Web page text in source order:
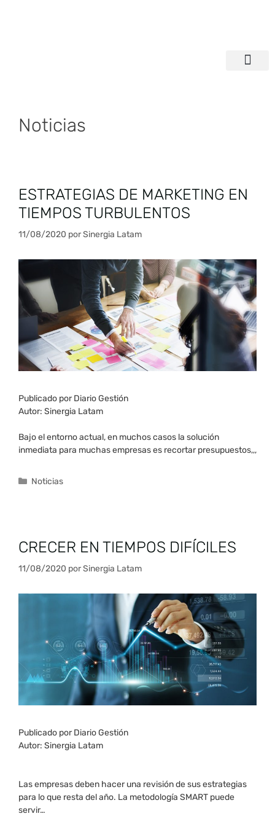
Noticias
ESTRATEGIAS DE MARKETING EN
TIEMPOS TURBULENTOS
11/08/2020 porSinergia Latam
Publicado por Diario Gestión
Autor: Sinergia Latam
Bajo el entorno actual, en muchos casos la solución
inmediata para muchas empresas es recortar presupuestos,,,
Noticias
CRECER EN TIEMPOS DIFÍCILES
11/08/2020 porSinergia Latam
Publicado por Diario Gestión
Autor: Sinergia Latam
Las empresas deben hacer una revisión de sus estrategias
para lo que resta del año. La metodología SMART puede
servir…